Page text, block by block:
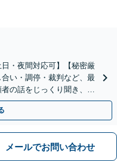
日・夜間対応可】【秘密厳
い・調停・裁判など、最
の話をじっくり聞き、よ
ます。
メールでお問い合わせ